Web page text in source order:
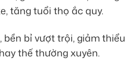
tăng tuổi thọ ắc quy.
bền bỉ vượt trội, giảm thiểu
thế thường xuyên.